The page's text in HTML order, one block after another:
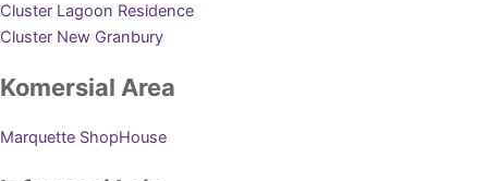
Cluster Lagoon Residence
Cluster New Granbury
Komersial Area
Marquette ShopHouse